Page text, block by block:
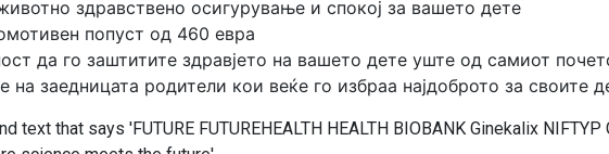
здравствено осигурување и спокој за вашето дете
попуст од 460 евра
да го заштитите здравјето на вашето дете уште од самиот
заедницата родители кои веќе го избраа најдоброто за своите